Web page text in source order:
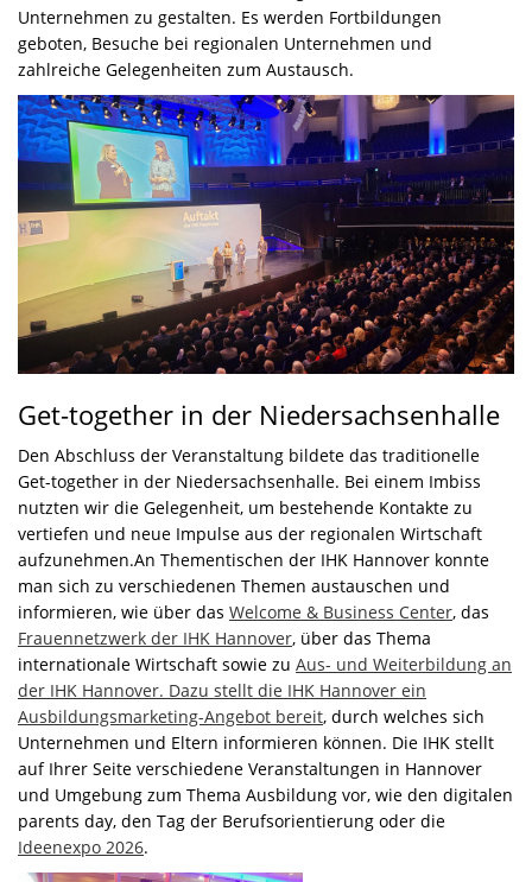
Unternehmen zu gestalten. Es werden Fortbildungen
geboten, Besuche bei regionalen Unternehmen und
zahlreiche Gelegenheiten zum Austausch.
Get-together in der Niedersachsenhalle
Den Abschluss der Veranstaltung bildete das traditionelle
Get-together in der Niedersachsenhalle. Bei einem Imbiss
nutzten wir die Gelegenheit, um bestehende Kontakte zu
vertiefen und neue Impulse aus der regionalen Wirtschaft
aufzunehmen.An Thementischen der IHK Hannover konnte
man sich zu verschiedenen Themen austauschen und
informieren, wie über das Welcome & Business Center, das
Frauennetzwerk der IHK Hannover, über das Thema
internationale Wirtschaft sowie zu Aus- und Weiterbildung an
der IHK Hannover. Dazu stellt die IHK Hannover ein
Ausbildungsmarketing-Angebot bereit, durch welches sich
Unternehmen und Eltern informieren können. Die IHK stellt
auf Ihrer Seite verschiedene Veranstaltungen in Hannover
und Umgebung zum Thema Ausbildung vor, wie den digitalen
parents day, den Tag der Berufsorientierung oder die
Ideenexpo 2026.